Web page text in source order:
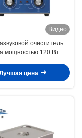
Видео
очиститель
мощностью 120 Вт 3L
компонентов
цена